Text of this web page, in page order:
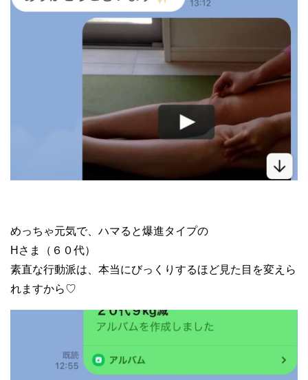
めっちゃ元気で、ハマると爆進タイプの
Hさま（６０代）
素直な行動派は、本当にびっくりするほど見た目を変えら
れますから♡